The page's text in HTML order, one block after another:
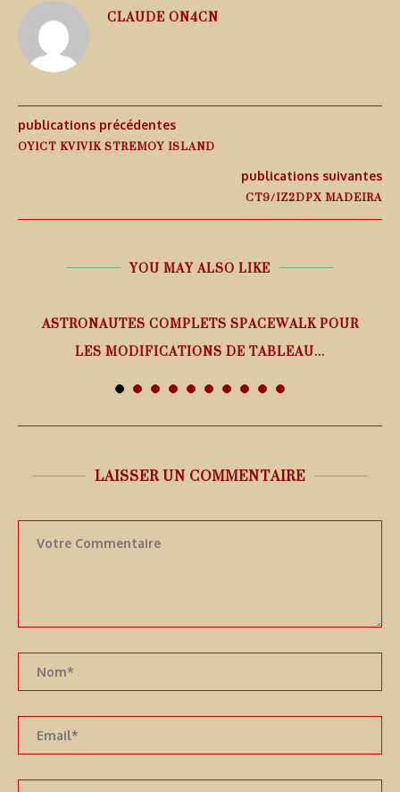
CLAUDE ON4CN
publications précédentes
OY1CT KVIVIK STREMOY ISLAND
publications suivantes
CT9/IZ2DPX MADEIRA
YOU MAY ALSO LIKE
ASTRONAUTES COMPLETS SPACEWALK POUR
LES MODIFICATIONS DE TABLEAU...
LAISSER UN COMMENTAIRE